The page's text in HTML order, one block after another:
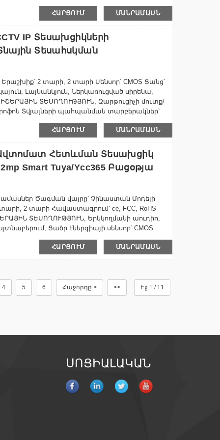
միացմանը;
և ավտոմատ հետևման գործառույթները ձեզ
մուտք – Անխափան շփվեք Icsee հավելվածի
WiFi-ի միջոցով՝ առանց բարդ լարերի
Ընտրեք ամպային պահեստավորման կամ 128 ԳԲ
համար:
կիսվեք ուղիղ եթերներով ընտանիքի կամ
համար նախատեսված
եղանակային պայմանին դիմակայելու համար,
ՀԱՐՑՈՒՄ ՄԱՆՐԱՄԱՍՆ
IP Տեսախցիկների
Տեսահսկման
2 տարի, 2 տարի Սենսոր՝ CMOS Ցանց՝
Լայնանկյուն, Ներկառուցված սիրենա,
ՏԵՍՈՂՈՒԹՅՈՒՆ, Զարթուցիչի մուտք/
Տվյալների պահպանման տարբերակներ՝
լոգո, OEM, ODM, Ծրագրային
ՀԱՐՑՈՒՄ ՄԱՆՐԱՄԱՍՆ
Ավտոմատ Հետևման Տեսախցիկ
Smart Tuya/ycc365 Բացօթյա
Ծագման վայրը՝ Չինաստան Մոդելի
տարի, 2 տարի Հավաստագրում՝ ce, FCC, RoHS
ՏԵՍՈՂՈՒԹՅՈՒՆ, Երկկողմանի աուդիո,
Ցածր էներգիայի սենսոր՝ CMOS
մուտք/ելք, ՎԵՐԱԿԱՆԳՆՈՒՄ,
ՀԱՐՑՈՒՄ ՄԱՆՐԱՄԱՍՆ
4 5 6 Հաջորդը > >> Էջ 1 / 11
ՍՈՑԻԱԼԱԿԱՆ